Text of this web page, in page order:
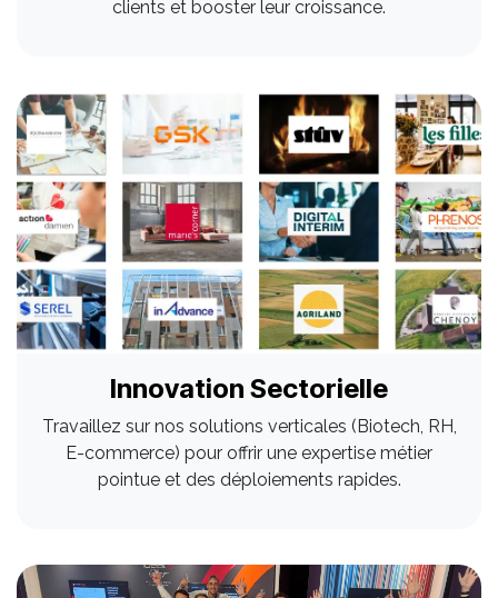
clients et booster leur croissance.
Innovation Sectorielle
Travaillez sur nos solutions verticales (Biotech, RH,
E-commerce) pour offrir une expertise métier
pointue et des déploiements rapides.